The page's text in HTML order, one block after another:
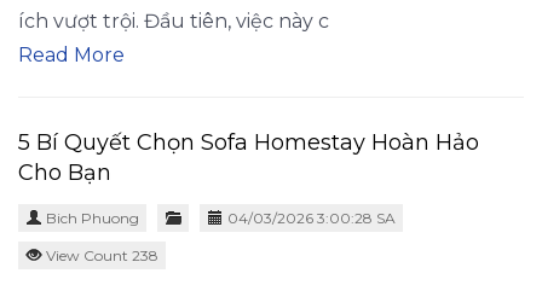
ích vượt trội. Đầu tiên, việc này c
Read More
5 Bí Quyết Chọn Sofa Homestay Hoàn Hảo
Cho Bạn
Bich Phuong 04/03/2026 3:00:28 SA
View Count 238